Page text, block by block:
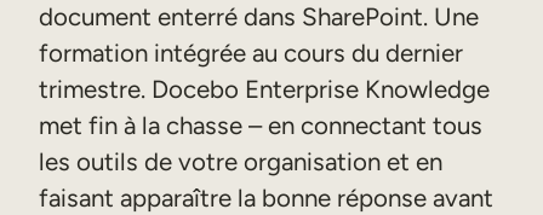
document enterré dans SharePoint. Une
formation intégrée au cours du dernier
trimestre. Docebo Enterprise Knowledge
met fin à la chasse – en connectant tous
les outils de votre organisation et en
faisant apparaître la bonne réponse avant